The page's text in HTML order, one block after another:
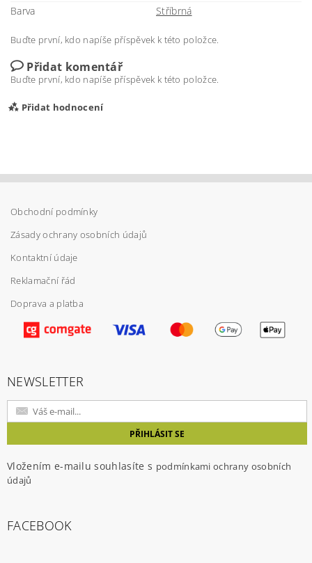
Barva
Stříbrná
Buďte první, kdo napíše příspěvek k této položce.
Přidat komentář
Buďte první, kdo napíše příspěvek k této položce.
Přidat hodnocení
Vložením hodnocení souhlasíte spodmínkami
ochrany osobních údajů
Obchodní podmínky
Zásady ochrany osobních údajů
Kontaktní údaje
Reklamační řád
Doprava a platba
NEWSLETTER
Vložením e-mailu souhlasíte s podmínkami ochrany osobních
údajů
FACEBOOK